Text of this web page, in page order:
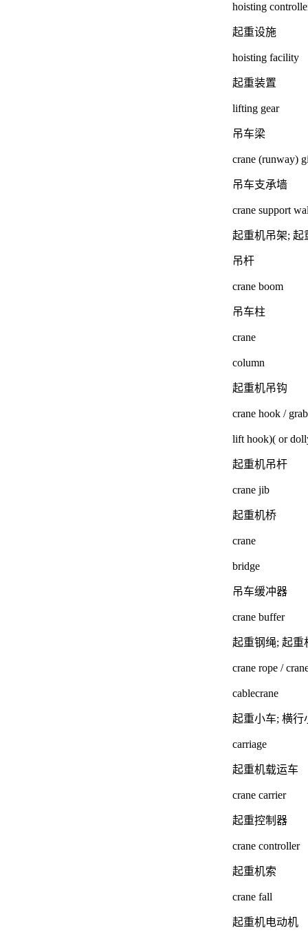
hoisting
起重设施
hoisting facility
起重装置
lifting gear
吊车梁
crane (runway)
吊车支承墙
crane support
起重机吊架; 起
吊杆
crane boom
吊车柱
crane
column
起重机吊钩
crane hook /
lift hook)( or
起重机吊杆
crane jib
起重机桥
crane
bridge
吊车缓冲器
crane buffer
起重钢绳; 起重
crane rope /
cablecrane
起重小车; 横行
carriage
起重机载运车
crane carrier
起重控制器
crane controller
起重机索
crane fall
起重机电动机